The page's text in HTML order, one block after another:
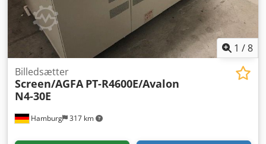
1 /8
Hamburg 317 km
Billedsætter
Screen/AGFA PT-R4600E/Avalon
N4-30E